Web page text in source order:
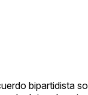
bipartidista